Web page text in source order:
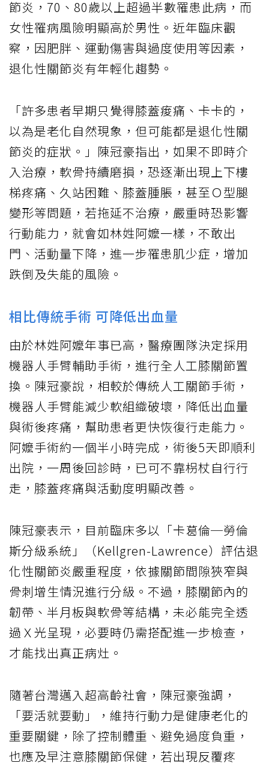
節炎，70、80歲以上超過半數罹患此病，而
女性罹病風險明顯高於男性。近年臨床觀
察，因肥胖、運動傷害與過度使用等因素，
退化性關節炎有年輕化趨勢。
「許多患者早期只覺得膝蓋痠痛、卡卡的，
以為是老化自然現象，但可能都是退化性關
節炎的症狀。」陳冠豪指出，如果不即時介
入治療，軟骨持續磨損，恐逐漸出現上下樓
梯疼痛、久站困難、膝蓋腫脹，甚至Ｏ型腿
變形等問題，若拖延不治療，嚴重時恐影響
行動能力，就會如林姓阿嬤一樣，不敢出
門、活動量下降，進一步罹患肌少症，增加
跌倒及失能的風險。
相比傳統手術 可降低出血量
由於林姓阿嬤年事已高，醫療團隊決定採用
機器人手臂輔助手術，進行全人工膝關節置
換。陳冠豪說，相較於傳統人工關節手術，
機器人手臂能減少軟組織破壞，降低出血量
與術後疼痛，幫助患者更快恢復行走能力。
阿嬤手術約一個半小時完成，術後5天即順利
出院，一周後回診時，已可不靠枴杖自行行
走，膝蓋疼痛與活動度明顯改善。
陳冠豪表示，目前臨床多以「卡葛倫─勞倫
斯分級系統」（Kellgren-Lawrence）評估退
化性關節炎嚴重程度，依據關節間隙狹窄與
骨刺增生情況進行分級。不過，膝關節內的
韌帶、半月板與軟骨等結構，未必能完全透
過Ｘ光呈現，必要時仍需搭配進一步檢查，
才能找出真正病灶。
隨著台灣邁入超高齡社會，陳冠豪強調，
「要活就要動」，維持行動力是健康老化的
重要關鍵，除了控制體重、避免過度負重，
也應及早注意膝關節保健，若出現反覆疼